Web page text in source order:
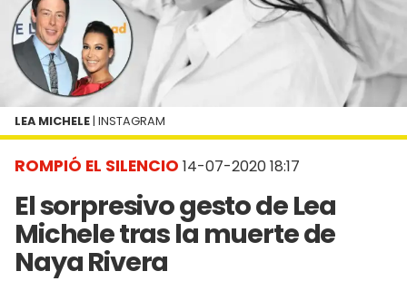
ROMPIÓ EL SILENCIO 14-07-2020 18:17
El sorpresivo gesto de Lea
Michele tras la muerte de
Naya Rivera
LEA MICHELE | INSTAGRAM